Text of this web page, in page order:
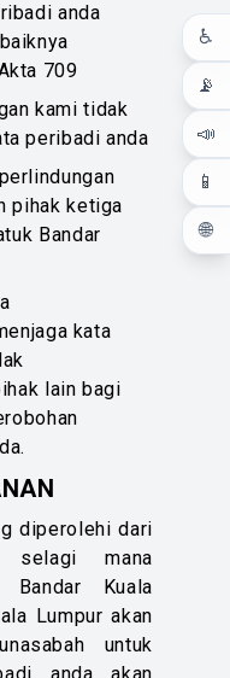
♿
📡
📣
📱
🌐
anda
709
kami tidak
peribadi anda
pihak ketiga
Bandar
kata
lain bagi
diperolehi dari
selagi mana
Kuala
Lumpur akan
untuk